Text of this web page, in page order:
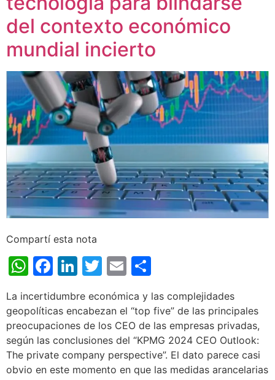
del contexto económico
mundial incierto
Compartí esta nota
WhatsApp
Facebook
LinkedIn
Twitter
Email
La incertidumbre económica y las complejidades
geopolíticas encabezan el “top five” de las principales
preocupaciones de los CEO de las empresas privadas,
según las conclusiones del “KPMG 2024 CEO Outlook:
The private company perspective”. El dato parece casi
obvio en este momento en que las medidas arancelarias